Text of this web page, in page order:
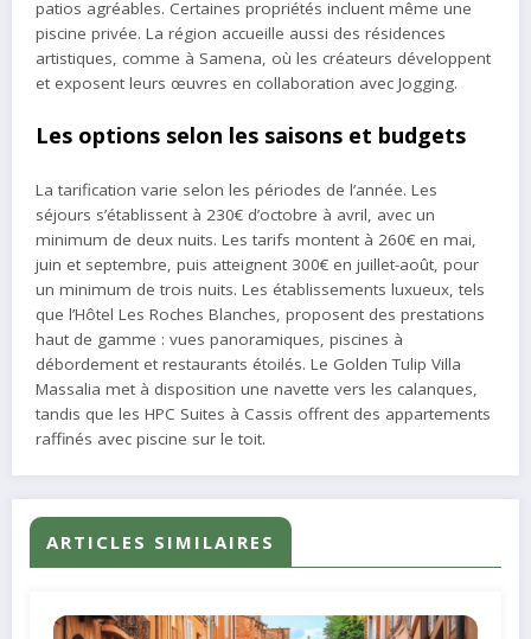
patios agréables. Certaines propriétés incluent même une
piscine privée. La région accueille aussi des résidences
artistiques, comme à Samena, où les créateurs développent
et exposent leurs œuvres en collaboration avec Jogging.
Les options selon les saisons et budgets
La tarification varie selon les périodes de l’année. Les
séjours s’établissent à 230€ d’octobre à avril, avec un
minimum de deux nuits. Les tarifs montent à 260€ en mai,
juin et septembre, puis atteignent 300€ en juillet-août, pour
un minimum de trois nuits. Les établissements luxueux, tels
que l’Hôtel Les Roches Blanches, proposent des prestations
haut de gamme : vues panoramiques, piscines à
débordement et restaurants étoilés. Le Golden Tulip Villa
Massalia met à disposition une navette vers les calanques,
tandis que les HPC Suites à Cassis offrent des appartements
raffinés avec piscine sur le toit.
ARTICLES SIMILAIRES